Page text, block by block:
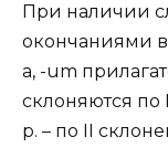
При наличии
окончаниями в
a, -um
склоняются по
р. – по II